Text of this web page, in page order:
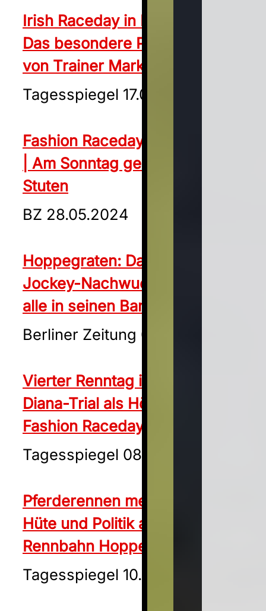
Irish Raceday in Hoppegarten:
Das besondere Pferdequartett
von Trainer Marko Megsner
Tagesspiegel 17.05.2024
Fashion Raceday in Hoppegarten
| Am Sonntag geht’s um Stil und
Stuten
BZ 28.05.2024
Hoppegraten: Das Duell der
Jockey-Nachwuchsstars zieht
alle in seinen Bann
Berliner Zeitung 07.06.2024
Vierter Renntag in Hoppegarten:
Diana-Trial als Höhepunkt beim
Fashion Raceday
Tagesspiegel 08.06.2024
Pferderennen meets Europawahl:
Hüte und Politik auf der
Rennbahn Hoppegarten
Tagesspiegel 10.06.2024